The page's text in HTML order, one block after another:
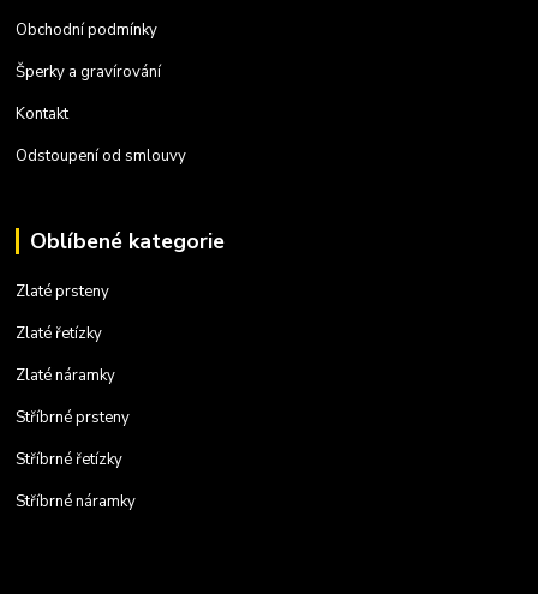
Obchodní podmínky
Šperky a gravírování
Kontakt
Odstoupení od smlouvy
Oblíbené kategorie
Zlaté prsteny
Zlaté řetízky
Zlaté náramky
Stříbrné prsteny
Stříbrné řetízky
Stříbrné náramky